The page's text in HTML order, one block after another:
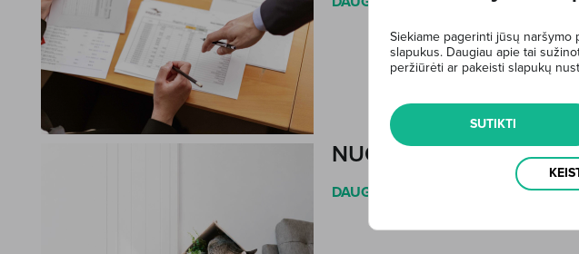
NUO 2026 M.
DAUGIAU >>
Siekiame pagerinti jūsų naršymo
slapukus. Daugiau apie tai
peržiūrėti ar pakeisti slapukų
SUTIKTI